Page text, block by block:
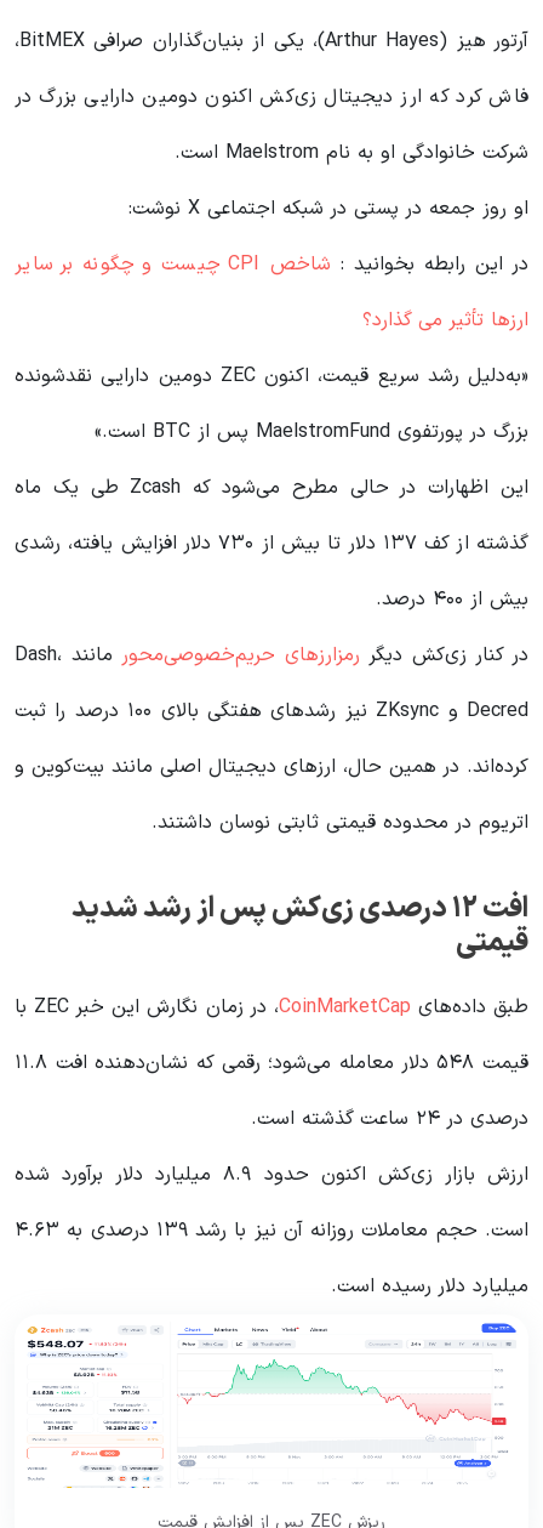
آرتور هیز (Arthur Hayes)، یکی از بنیان‌گذاران صرافی BitMEX،
فاش کرد که ارز دیجیتال زی‌کش اکنون دومین دارایی بزرگ در
شرکت خانوادگی او به نام Maelstrom است.
او روز جمعه در پستی در شبکه اجتماعی X نوشت:
در این رابطه بخوانید‌ :
شاخص CPI چیست و چگونه بر سایر
ارزها تأثیر می گذارد؟
«به‌دلیل رشد سریع قیمت، اکنون ZEC دومین دارایی نقدشونده
بزرگ در پورتفوی MaelstromFund پس از BTC است.»
این اظهارات در حالی مطرح می‌شود که Zcash طی یک ماه
گذشته از کف ۱۳۷ دلار تا بیش از ۷۳۰ دلار افزایش یافته، رشدی
بیش از ۴۰۰ درصد.
در کنار زی‌کش دیگر رمزارزهای حریم‌خصوصی‌محور
مانند Dash،
Decred و ZKsync نیز رشدهای هفتگی بالای ۱۰۰ درصد را ثبت
کرده‌اند. در همین حال، ارزهای دیجیتال اصلی مانند بیت‌کوین و
اتریوم در محدوده قیمتی ثابتی نوسان داشتند.
افت ۱۲ درصدی زی‌کش پس از رشد شدید
قیمتی
طبق داده‌های CoinMarketCap
، در زمان نگارش این خبر ZEC با
قیمت ۵۴۸ دلار معامله می‌شود؛ رقمی که نشان‌دهنده افت ۱۱.۸
درصدی در ۲۴ ساعت گذشته است.
ارزش بازار زی‌کش اکنون حدود ۸.۹ میلیارد دلار برآورد شده
است. حجم معاملات روزانه آن نیز با رشد ۱۳۹ درصدی به ۴.۶۳
میلیارد دلار رسیده است.
ریزش ZEC پس از افزایش قیمت